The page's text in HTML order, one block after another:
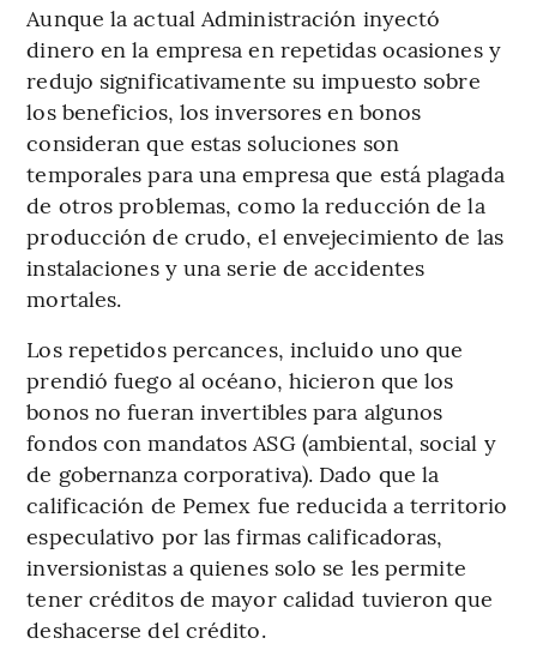
Aunque la actual Administración inyectó
dinero en la empresa en repetidas ocasiones y
redujo significativamente su impuesto sobre
los beneficios, los inversores en bonos
consideran que estas soluciones son
temporales para una empresa que está plagada
de otros problemas, como la reducción de la
producción de crudo, el envejecimiento de las
instalaciones y una serie de accidentes
mortales.
Los repetidos percances, incluido uno que
prendió fuego al océano, hicieron que los
bonos no fueran invertibles para algunos
fondos con mandatos ASG (ambiental, social y
de gobernanza corporativa). Dado que la
calificación de Pemex fue reducida a territorio
especulativo por las firmas calificadoras,
inversionistas a quienes solo se les permite
tener créditos de mayor calidad tuvieron que
deshacerse del crédito.